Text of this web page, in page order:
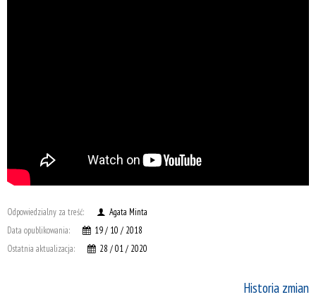
Odpowiedzialny za treść:
Agata Minta
Data opublikowania:
19 / 10 / 2018
Ostatnia aktualizacja:
28 / 01 / 2020
Historia zmian